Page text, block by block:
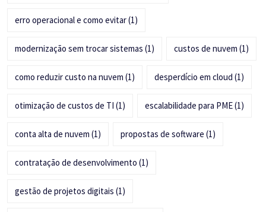
erro operacional e como evitar(1)
modernização sem trocar sistemas (1) custos de nuvem (1)
como reduzir custo na nuvem (1) desperdício em cloud (1)
otimização de custos de TI (1) escalabilidade para PME(1)
conta alta de nuvem (1) propostas de software (1)
contratação de desenvolvimento (1)
gestão de projetos digitais (1)